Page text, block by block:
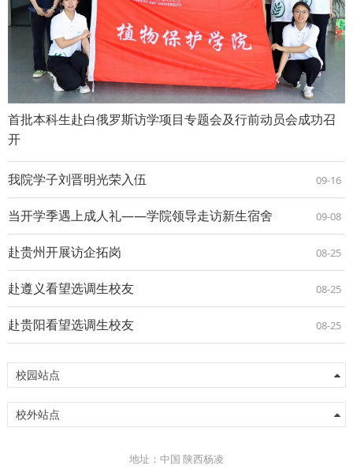
首批本科生赴白俄罗斯访学项目专题会及行前动员会成功召
开
我院学子刘晋明光荣入伍 09-16
当开学季遇上成人礼——学院领导走访新生宿舍 09-08
赴贵州开展访企拓岗 08-25
赴遵义看望选调生校友 08-25
赴贵阳看望选调生校友 08-25
校园站点
校外站点
地址：中国 陕西杨凌